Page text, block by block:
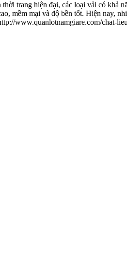
trang hiện đại, các loại vải có khả
mềm mại và độ bền tốt. Hiện nay,
www.quanlotnamgiare.com/chat-